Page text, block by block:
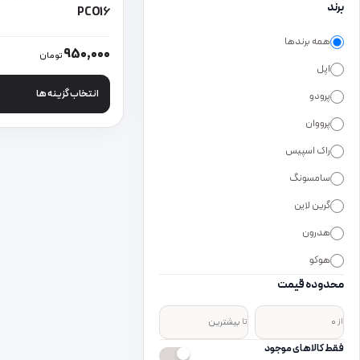
برند
همه برندها
اپل
پرودو
پرووان
راک اسپیس
سامسونگ
گرین لاین
هدرون
هوکو
محدوده قیمت
از تا
فقط کالاهای موجود
PCO16
950,000تومان
انتخاب گزینه ها
این محصول دارای